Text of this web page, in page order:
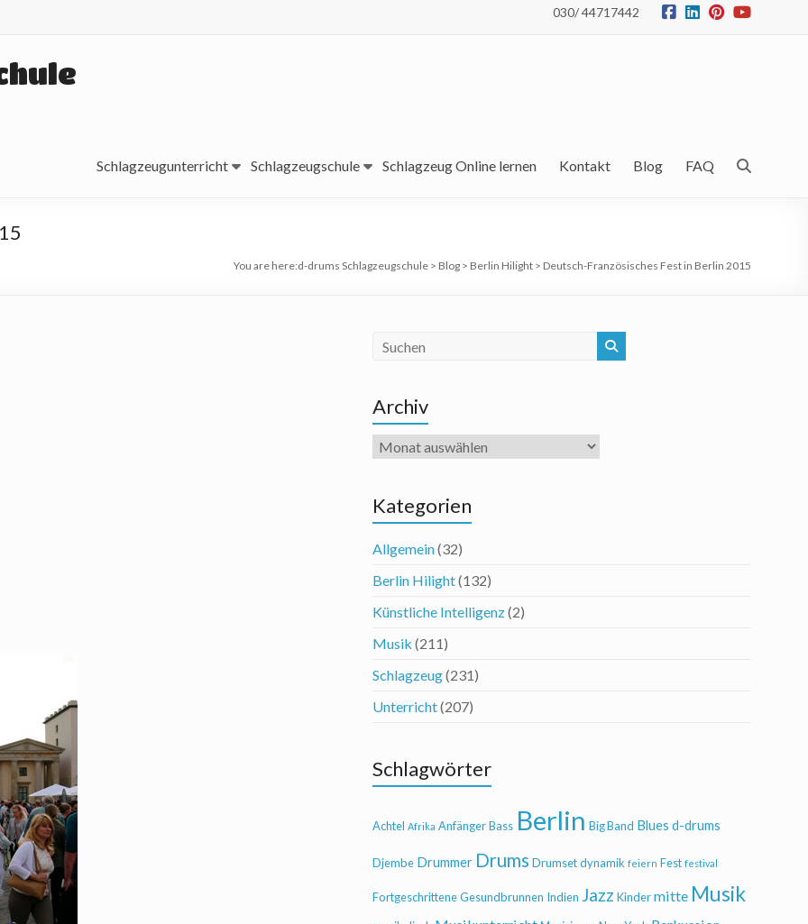
030/ 44717442
Schlagzeugunterricht Schlagzeugschule Schlagzeug Online lernen Kontakt Blog FAQ
You are here:d-drums Schlagzeugschule > Blog > Berlin Hilight > Deutsch-Französisches Fest in Berlin 2015
Archiv
Archiv
Kategorien
Allgemein(32)
Berlin Hilight(132)
Künstliche Intelligenz(2)
Musik (211)
Schlagzeug(231)
Unterricht(207)
Schlagwörter
Achtel Afrika AnfängerBass Berlin Big Band Blues d-drums
Djembe Drummer Drums Drumsetdynamik feiern Fest festival
FortgeschritteneGesundbrunnen Indien Jazz Kindermitte Musik